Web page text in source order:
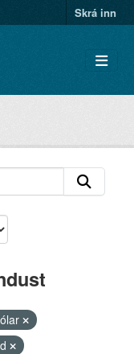
Skrá inn